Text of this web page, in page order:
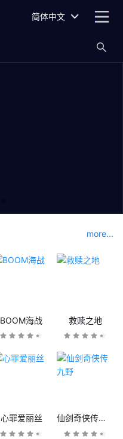
简体中文
more...
BOOM海战 救赎之地
心罪爱丽丝 仙剑奇侠传九野